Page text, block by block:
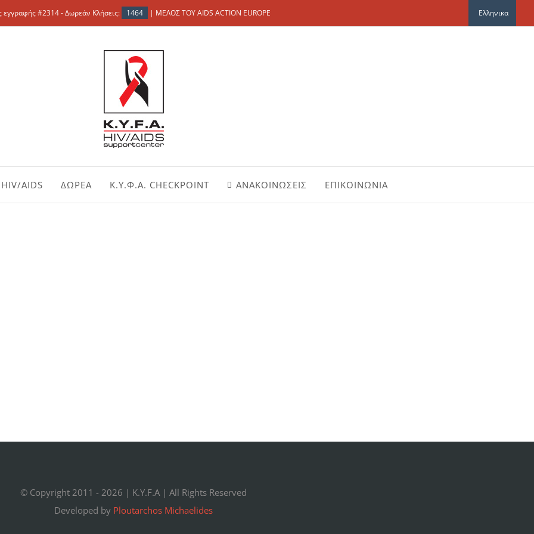
#2314 - Δωρεάν Κλήσεις: 1464 | ΜΕΛΟΣ ΤΟΥ AIDS ACTION EUROPE Ελληνικα
HIV/AIDS ΔΩΡΕΑ Κ.Υ.Φ.Α. CHECKPOINT ΑΝΑΚΟΙΝΩΣΕΙΣ ΕΠΙΚΟΙΝΩΝΙΑ
© Copyright 2011 - 2026 | K.Y.F.A| All Rights Reserved
Developed by Ploutarchos Michaelides